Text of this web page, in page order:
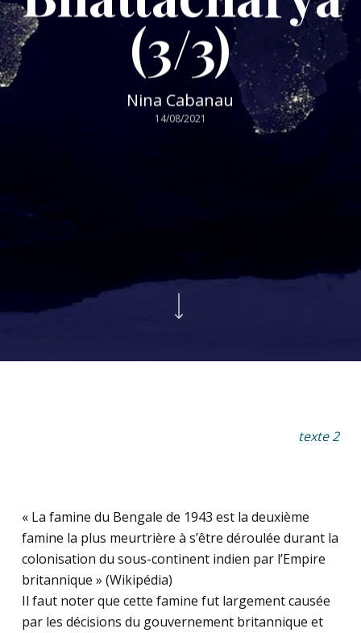
(3/3)
Nina Cabanau
14/08/2021
texte 2
« La famine du Bengale de 1943 est la deuxième
famine la plus meurtrière à s’être déroulée durant la
colonisation du sous-continent indien par l’Empire
britannique » (Wikipédia)
Il faut noter que cette famine fut largement causée
par les décisions du gouvernement britannique et